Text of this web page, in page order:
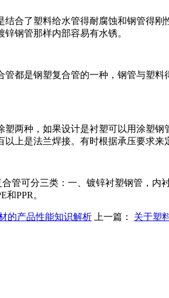
结合了塑料给水管得耐腐蚀和钢管得
钢管那样内部容易有水锈。
管都是钢塑复合管的一种，钢管与塑
塑两种，如果设计是衬塑可以用涂塑
以上是法兰焊接。有时根据承压要求来
管可分三类：一、镀锌衬塑钢管，内
和PPR。
的产品性能知识解析 上一篇： 关于塑